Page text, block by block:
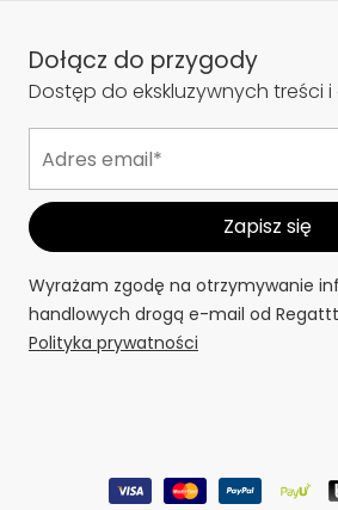
Dołącz do przygody
Dostęp do ekskluzywnych treści i
Wyrażam zgodę na otrzymywanie
handlowych drogą e-mail od
Polityka prywatności